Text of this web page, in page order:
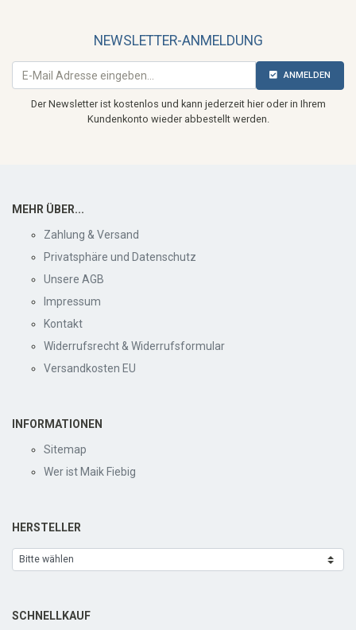
NEWSLETTER-ANMELDUNG
ANMELDEN
Der Newsletter ist kostenlos und kann jederzeit hier oder in Ihrem
Kundenkonto wieder abbestellt werden.
MEHR ÜBER...
Zahlung & Versand
Privatsphäre und Datenschutz
Unsere AGB
Impressum
Kontakt
Widerrufsrecht & Widerrufsformular
Versandkosten EU
INFORMATIONEN
Sitemap
Wer ist Maik Fiebig
HERSTELLER
SCHNELLKAUF